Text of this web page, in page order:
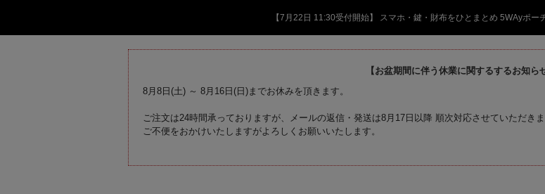
【7月22日 11:30受付開始】 スマホ・鍵・財布をひとまとめ 5WAyポー
【お盆期間に伴う休業に関するするお知ら
8月8日(土) ～ 8月16日(日)までお休みを頂きます。
ご注文は24時間承っておりますが、メールの返信・発送は8月17日以降 順次対応させていただきま
ご不便をおかけいたしますがよろしくお願いいたします。